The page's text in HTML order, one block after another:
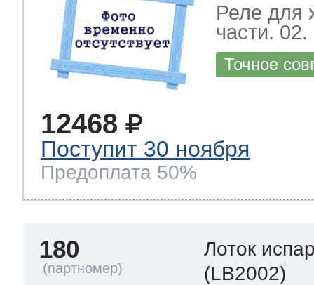
Реле для
части. 02.
Точное
12468
Поступит 30 ноября
Предоплата 50%
180
Лоток
(LB2002)